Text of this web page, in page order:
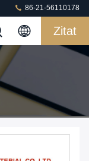
86-21-56110178
Zitat